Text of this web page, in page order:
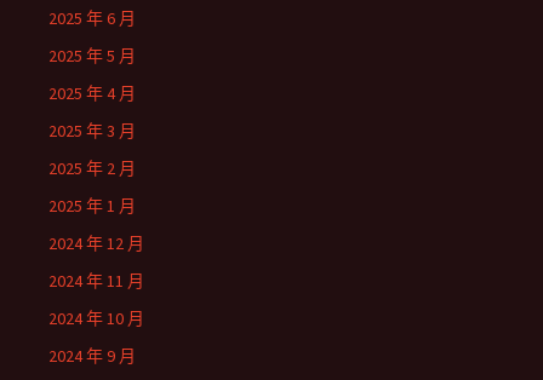
2025 年 6 月
2025 年 5 月
2025 年 4 月
2025 年 3 月
2025 年 2 月
2025 年 1 月
2024 年 12 月
2024 年 11 月
2024 年 10 月
2024 年 9 月